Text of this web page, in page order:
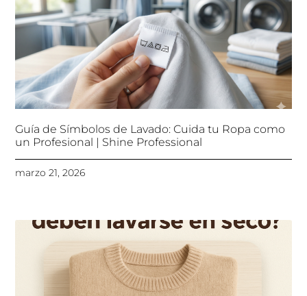
Guía de Símbolos de Lavado: Cuida tu Ropa como
un Profesional | Shine Professional
marzo 21, 2026